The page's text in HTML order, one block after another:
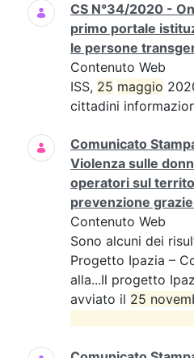
CS N°34/2020 -
primo portale
le persone
Contenuto Web
ISS, 25 maggio
cittadini
Comunicato
Violenza sulle
operatori sul
prevenzione
Contenuto Web
Sono alcuni dei
Progetto Ipazia –
alla...Il progetto
avviato il 25